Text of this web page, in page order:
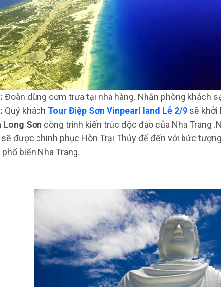
Đoàn dùng cơm trưa tại nhà hàng. Nhận phòng khách
Quý khách Tour Điệp Sơn Vinpearl land Lễ 2/9 sẽ khởi
Long Sơn công trình kiến trúc độc đáo của Nha Trang
được chinh phục Hòn Trại Thủy để đến với bức
biển Nha Trang.